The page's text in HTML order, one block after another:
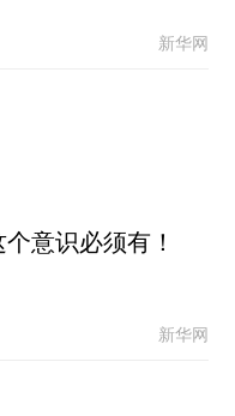
新华网
意识必须有！
新华网